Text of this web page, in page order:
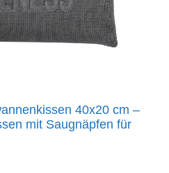
40x20 cm –
mit Saugnäpfen für